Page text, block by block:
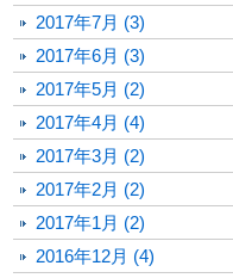
2017年7月 (3)
2017年6月 (3)
2017年5月 (2)
2017年4月 (4)
2017年3月 (2)
2017年2月 (2)
2017年1月 (2)
2016年12月 (4)